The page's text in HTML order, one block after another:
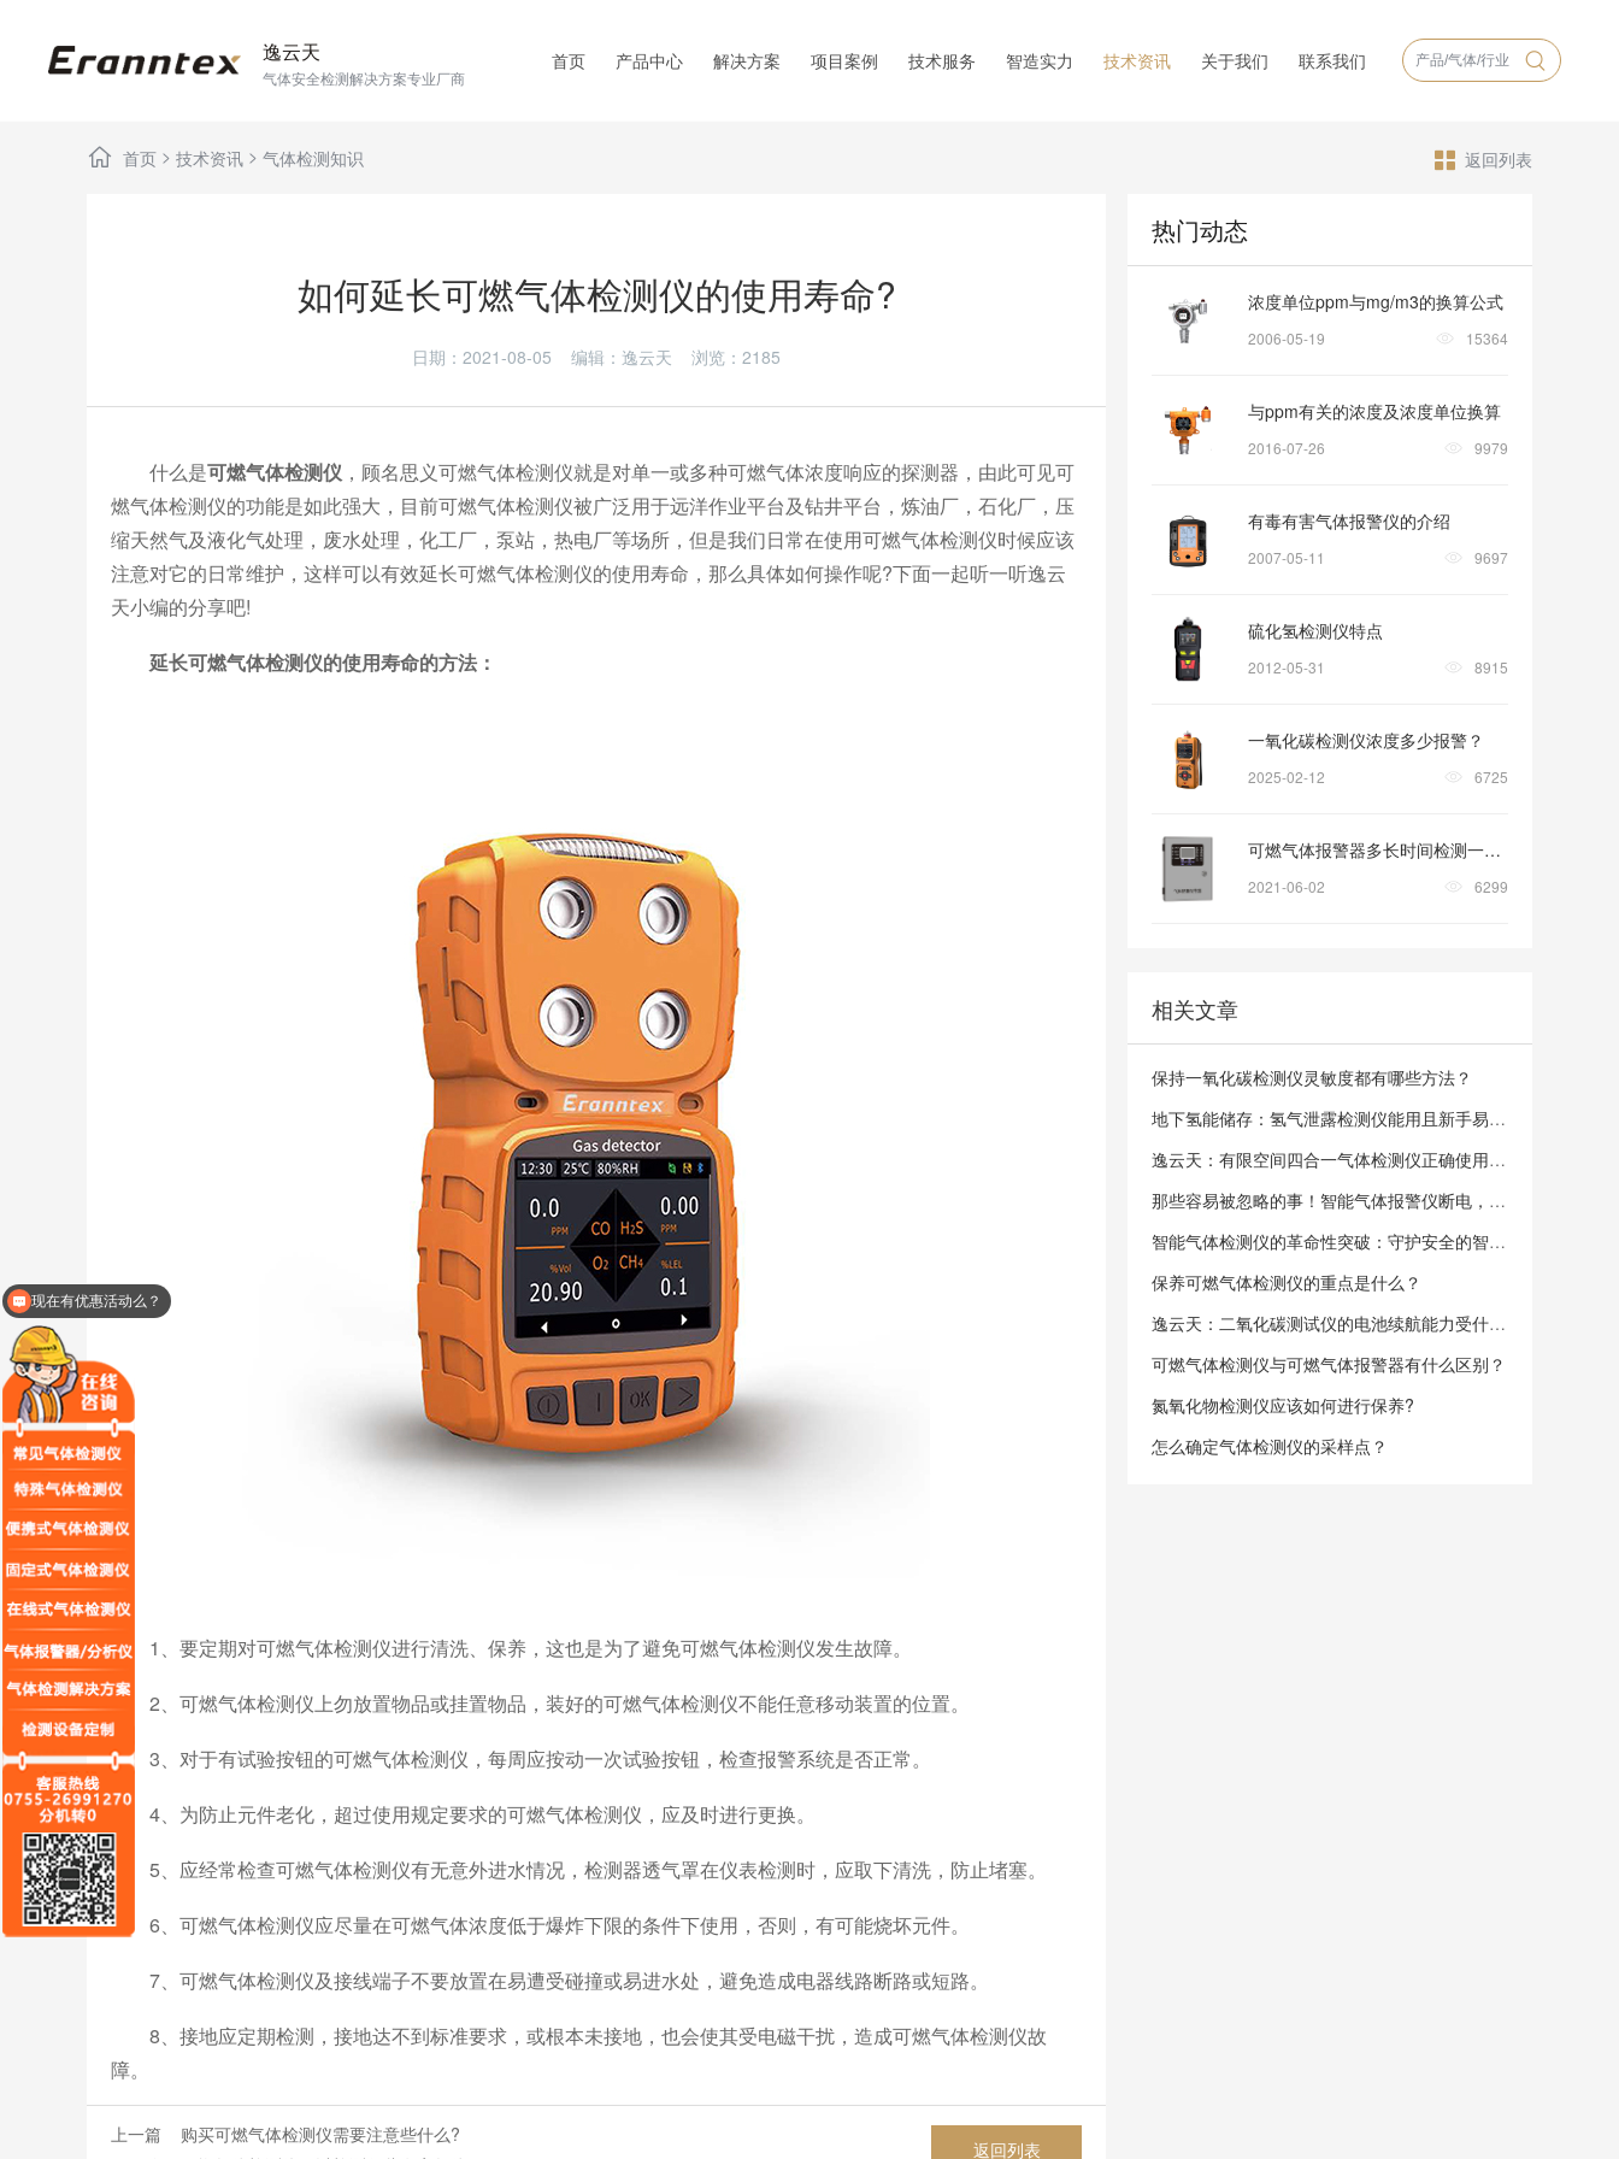
逸云天
气体安全检测解决方案专业厂商
首页 产品中心 解决方案 项目案例 技术服务 智造实力 技术资讯 关于我们 联系我们
首页 > 技术资讯 > 气体检测知识 返回列表
如何延长可燃气体检测仪的使用寿命?
日期：2021-08-05 编辑：逸云天 浏览： 2185
什么是可燃气体检测仪 ，顾名思义可燃气体检测仪就是对单一或多种可燃气体浓度响应的探测器，由此可见可
燃气体检测仪的功能是如此强大，目前可燃气体检测仪被广泛用于远洋作业平台及钻井平台，炼油厂，石化厂，压
缩天然气及液化气处理，废水处理，化工厂，泵站，热电厂等场所，但是我们日常在使用可燃气体检测仪时候应该
注意对它的日常维护，这样可以有效延长可燃气体检测仪的使用寿命，那么具体如何操作呢?下面一起听一听逸云
天小编的分享吧!
延长可燃气体检测仪的使用寿命的方法：
1、要定期对可燃气体检测仪进行清洗、保养，这也是为了避免可燃气体检测仪发生故障。
2、可燃气体检测仪上勿放置物品或挂置物品，装好的可燃气体检测仪不能任意移动装置的位置。
3、对于有试验按钮的可燃气体检测仪，每周应按动一次试验按钮，检查报警系统是否正常。
4、为防止元件老化，超过使用规定要求的可燃气体检测仪，应及时进行更换。
5、应经常检查可燃气体检测仪有无意外进水情况，检测器透气罩在仪表检测时，应取下清洗，防止堵塞。
6、可燃气体检测仪应尽量在可燃气体浓度低于爆炸下限的条件下使用，否则，有可能烧坏元件。
7、可燃气体检测仪及接线端子不要放置在易遭受碰撞或易进水处，避免造成电器线路断路或短路。
8、接地应定期检测，接地达不到标准要求，或根本未接地，也会使其受电磁干扰，造成可燃气体检测仪故
障。
返回列表
上一篇 购买可燃气体检测仪需要注意些什么?
热门动态
浓度单位ppm与mg/m3的换算公式
2006-05-19 15364
与ppm有关的浓度及浓度单位换算
2016-07-26 9979
有毒有害气体报警仪的介绍
2007-05-11 9697
硫化氢检测仪特点
2012-05-31 8915
一氧化碳检测仪浓度多少报警？
2025-02-12 6725
可燃气体报警器多长时间检测一次?
2021-06-02 6299
相关文章
保持一氧化碳检测仪灵敏度都有哪些方法？
地下氢能储存：氢气泄露检测仪能用且新手易操作？
逸云天：有限空间四合一气体检测仪正确使用姿势！
那些容易被忽略的事！智能气体报警仪断电，数据会丢吗？​
智能气体检测仪的革命性突破：守护安全的智能先锋
保养可燃气体检测仪的重点是什么？
逸云天：二氧化碳测试仪的电池续航能力受什么影响？
可燃气体检测仪与可燃气体报警器有什么区别？
氮氧化物检测仪应该如何进行保养?
怎么确定气体检测仪的采样点？
现在有优惠活动么？